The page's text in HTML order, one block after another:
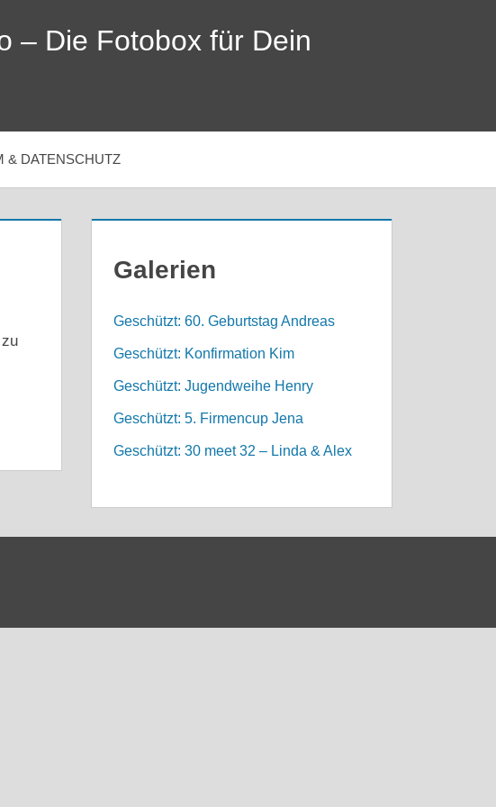
– Die Fotobox für Dein
& DATENSCHUTZ
Galerien
Geschützt: 60. Geburtstag Andreas
Geschützt: Konfirmation Kim
Geschützt: Jugendweihe Henry
Geschützt: 5. Firmencup Jena
Geschützt: 30 meet 32 – Linda & Alex